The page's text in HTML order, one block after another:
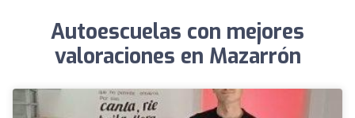
Autoescuelas con mejores
valoraciones en Mazarrón